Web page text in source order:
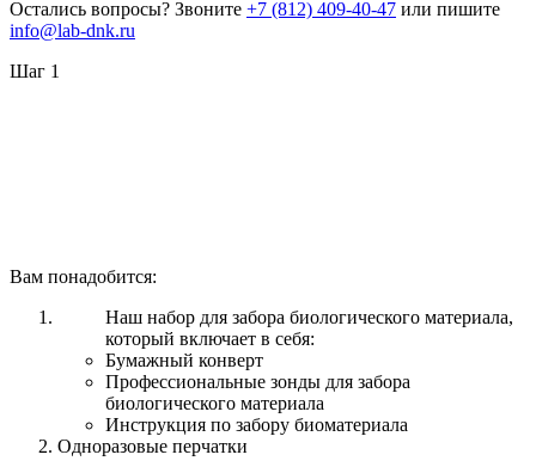
Остались вопросы? Звоните +7 (812) 409-40-47 или пишите
info@lab-dnk.ru
Шаг 1
Вам понадобится:
Наш набор для забора биологического материала,
который включает в себя:
Бумажный конверт
Профессиональные зонды для забора
биологического материала
Инструкция по забору биоматериала
Одноразовые перчатки